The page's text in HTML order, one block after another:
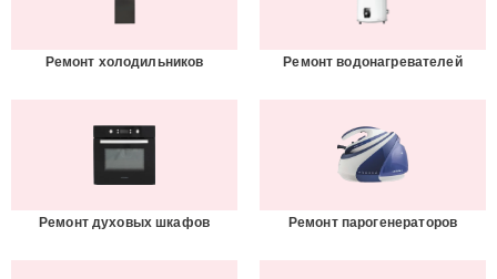
Ремонт холодильников Ремонт водонагревателей
Ремонт духовых шкафов Ремонт парогенераторов